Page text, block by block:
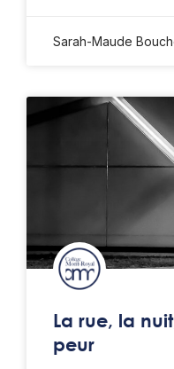
Sarah-Maude
La rue, la
peur